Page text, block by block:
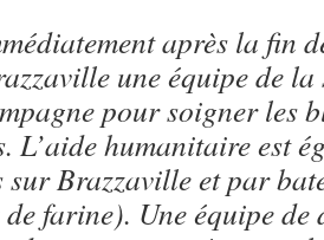
après la fin
une équipe de
pour soigner les
L’aide humanitaire est
sur Brazzaville et par
farine). Une équipe de